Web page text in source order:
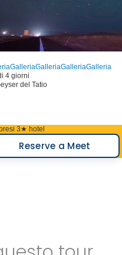
GalleriaGalleriaGalleriaGalleria
4 giorni
del Tatio
3★ hotel
Reserve a Meet